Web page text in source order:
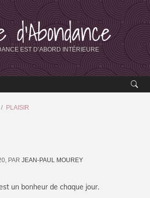
EST D’ABORD INTÉRIEURE
PLAISIR
PAR JEAN-PAUL MOUREY
un bonheur de chaque jour.